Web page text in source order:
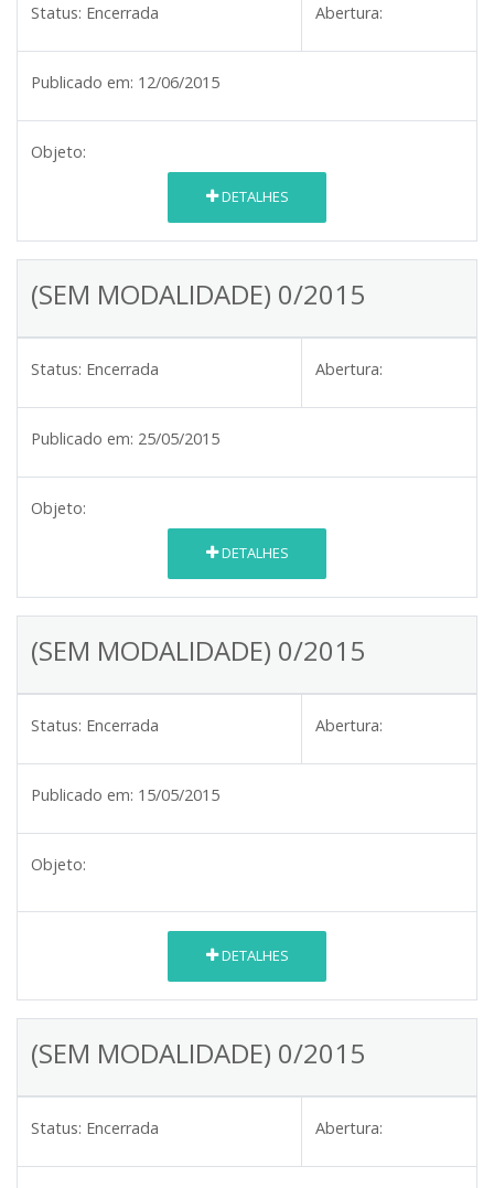
Status: Encerrada Abertura:
Publicado em: 12/06/2015
Objeto:
DETALHES
(SEM MODALIDADE) 0/2015
Status: Encerrada Abertura:
Publicado em: 25/05/2015
Objeto:
DETALHES
(SEM MODALIDADE) 0/2015
Status: Encerrada Abertura:
Publicado em: 15/05/2015
Objeto:
DETALHES
(SEM MODALIDADE) 0/2015
Status: Encerrada Abertura: